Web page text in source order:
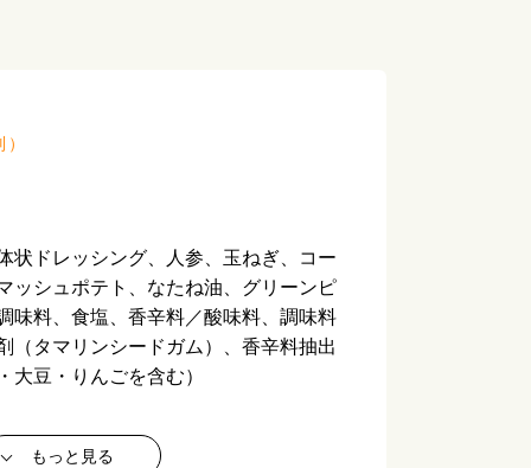
）
状ドレッシング、人参、玉ねぎ、コー
ッシュポテト、なたね油、グリーンピ
味料、食塩、香辛料／酸味料、調味料
（タマリンシードガム）、香辛料抽出
大豆・りんごを含む）
もっと見る